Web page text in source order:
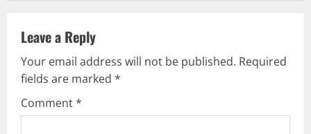
v
i
g
Leave a Reply
Your email address will not be published. Required
fields are marked *
Comment*